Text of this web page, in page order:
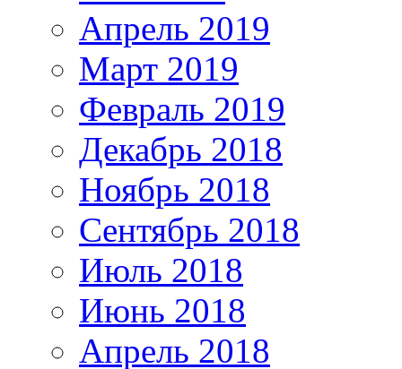
Апрель 2019
Март 2019
Февраль 2019
Декабрь 2018
Ноябрь 2018
Сентябрь 2018
Июль 2018
Июнь 2018
Апрель 2018